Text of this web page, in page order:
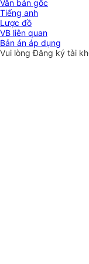
Văn bản gốc
Tiếng anh
Lược đồ
VB liên quan
Bản án áp dụng
Vui lòngĐăng ký tài